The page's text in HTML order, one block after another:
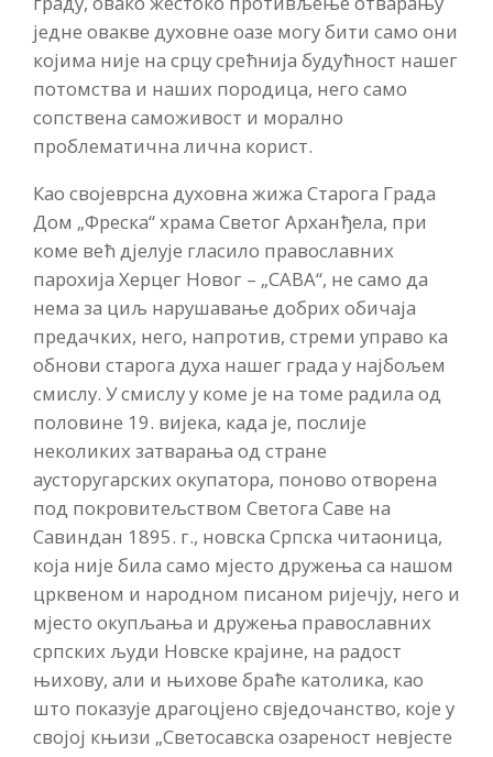
једне овакве духовне оазе могу бити само они
којима није на срцу срећнија будућност нашег
потомства и наших породица, него само
сопствена саможивост и морално
проблематична лична корист.
Као својеврсна духовна жижа Старога Града
Дом „Фреска“ храма Светог Арханђела, при
коме већ дјелује гласило православних
парохија Херцег Новог – „САВА“, не само да
нема за циљ нарушавање добрих обичаја
предачких, него, напротив, стреми управо ка
обнови старога духа нашег града у најбољем
смислу. У смислу у коме је на томе радила од
половине 19. вијека, када је, послије
неколиких затварања од стране
аусторугарских окупатора, поново отворена
под покровитељством Светога Саве на
Савиндан 1895. г., новска Српска читаоница,
која није била само мјесто дружења са нашом
црквеном и народном писаном ријечју, него и
мјесто окупљања и дружења православних
српских људи Новске крајине, на радост
њихову, али и њихове браће католика, као
што показује драгоцјено свједочанство, које у
својој књизи „Светосавска озареност невјесте